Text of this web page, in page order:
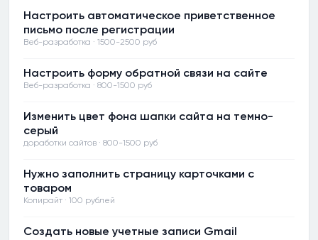
Настроить автоматическое приветственное
письмо после регистрации
Веб-разработка · 1500-2500 руб
Настроить форму обратной связи на сайте
Веб-разработка · 800-1500 руб
Изменить цвет фона шапки сайта на темно-
серый
доработки сайтов · 800-1500 руб
Нужно заполнить страницу карточками с
товаром
Копирайт · 100 рублей
Создать новые учетные записи Gmail